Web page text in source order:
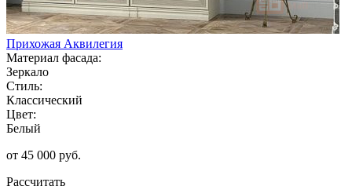
Прихожая Аквилегия
Материал фасада:
Зеркало
Стиль:
Классический
Цвет:
Белый
от 45 000 руб.
Рассчитать